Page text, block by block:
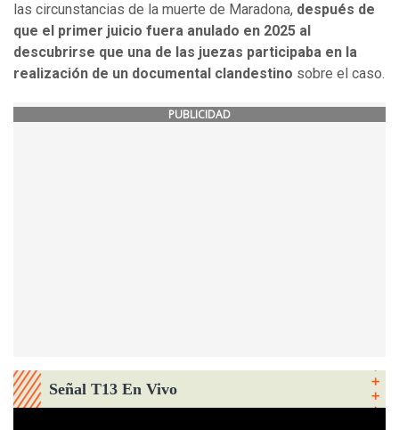
las circunstancias de la muerte de Maradona, después de
que el primer juicio fuera anulado en 2025 al
descubrirse que una de las juezas participaba en la
realización de un documental clandestino sobre el caso.
PUBLICIDAD
Señal T13 En Vivo